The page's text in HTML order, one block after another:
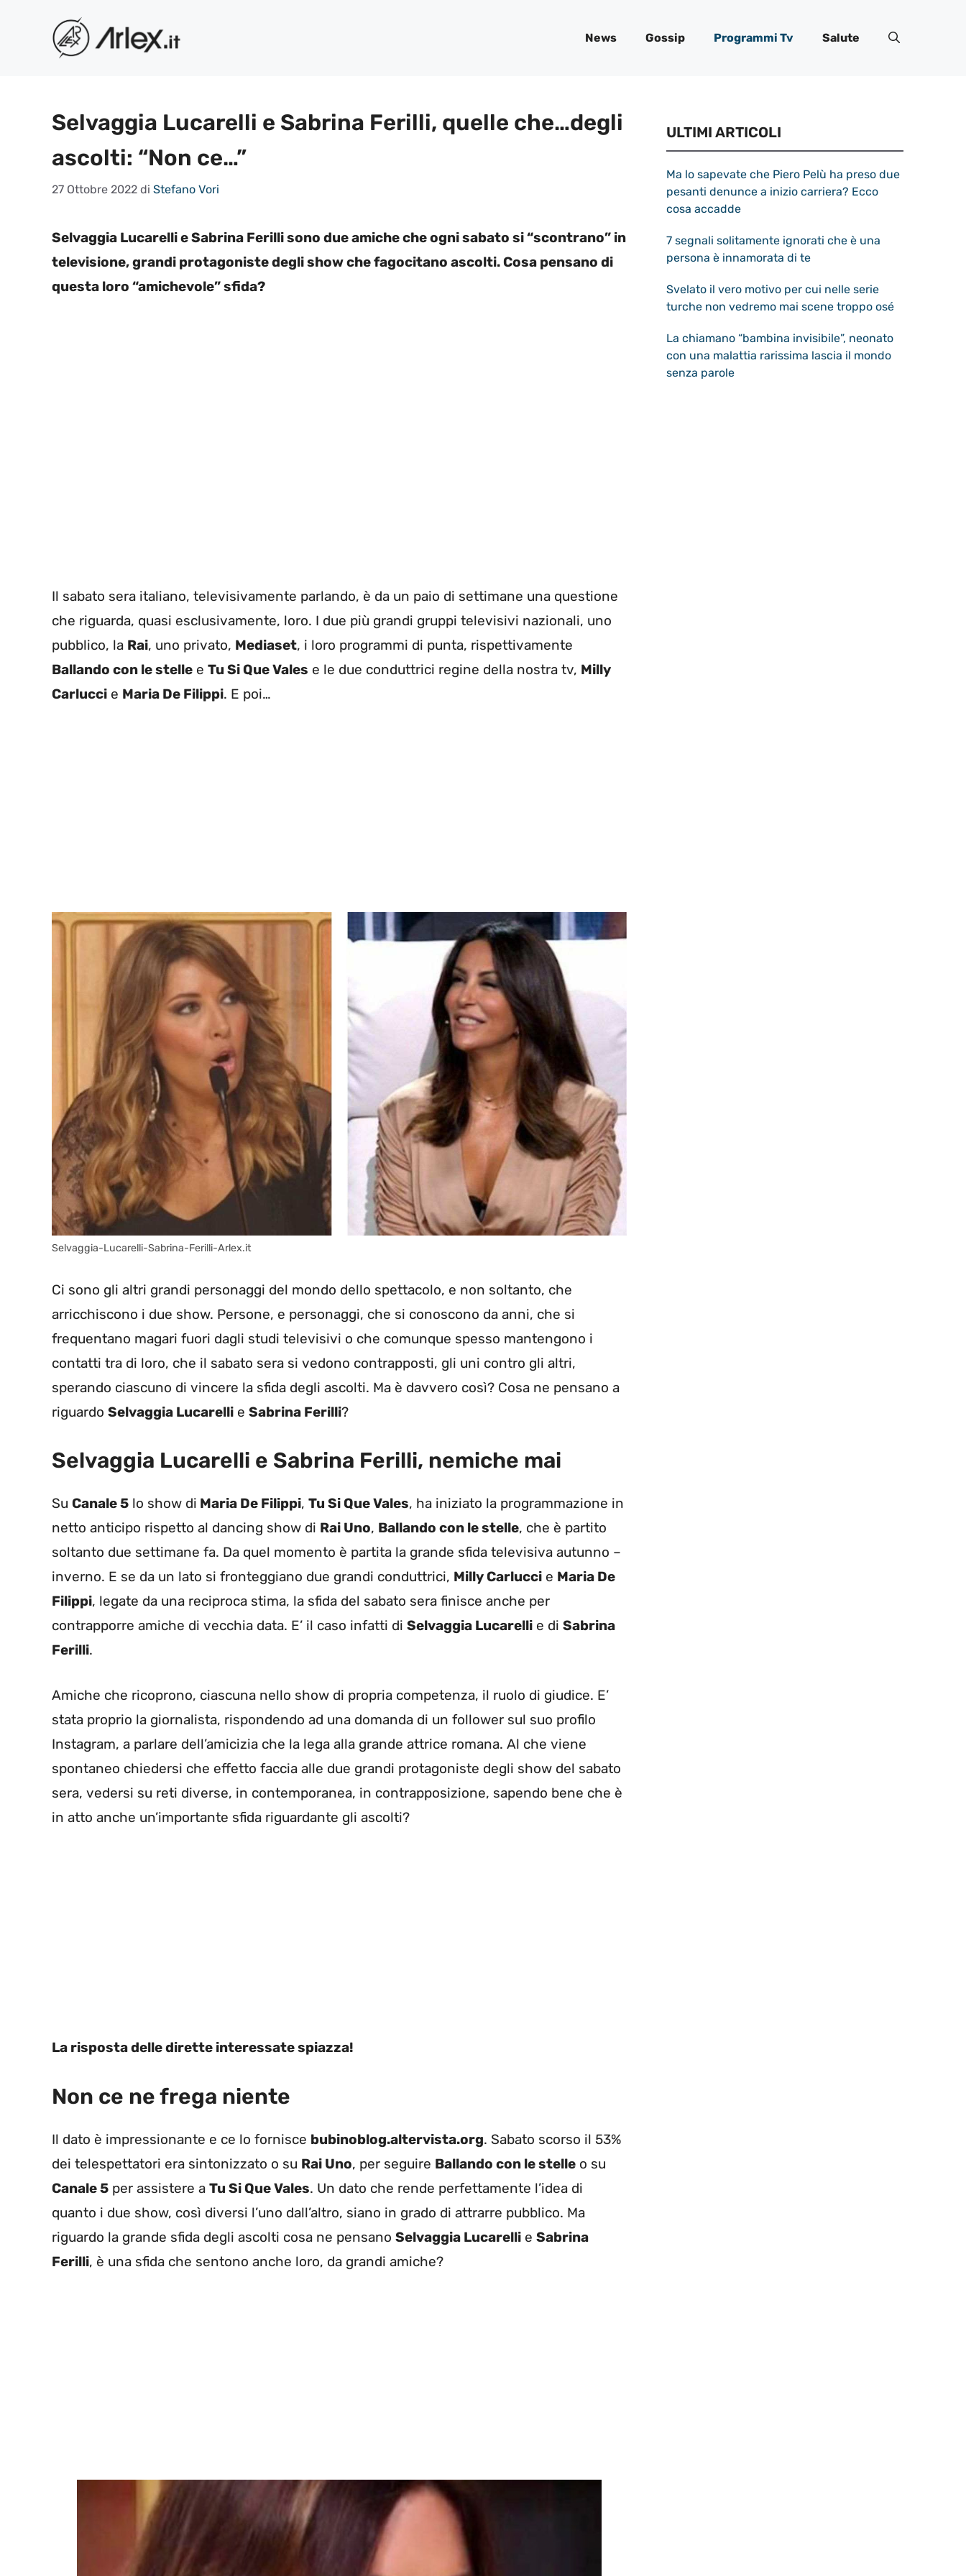
contenuto
News Gossip Programmi Tv Salute
Selvaggia Lucarelli e Sabrina Ferilli, quelle che…degli
ascolti: “Non ce…”
27 Ottobre 2022 di Stefano Vori
Selvaggia Lucarelli e Sabrina Ferilli sono due amiche che ogni sabato si “scontrano” in
televisione, grandi protagoniste degli show che fagocitano ascolti. Cosa pensano di
questa loro “amichevole” sfida?
Il sabato sera italiano, televisivamente parlando, è da un paio di settimane una questione
che riguarda, quasi esclusivamente, loro. I due più grandi gruppi televisivi nazionali, uno
pubblico, la Rai, uno privato, Mediaset, i loro programmi di punta, rispettivamente
Ballando con le stelle e Tu Si Que Vales e le due conduttrici regine della nostra tv, Milly
Carlucci e Maria De Filippi. E poi…
Selvaggia-Lucarelli-Sabrina-Ferilli-Arlex.it
Ci sono gli altri grandi personaggi del mondo dello spettacolo, e non soltanto, che
arricchiscono i due show. Persone, e personaggi, che si conoscono da anni, che si
frequentano magari fuori dagli studi televisivi o che comunque spesso mantengono i
contatti tra di loro, che il sabato sera si vedono contrapposti, gli uni contro gli altri,
sperando ciascuno di vincere la sfida degli ascolti. Ma è davvero così? Cosa ne pensano a
riguardo Selvaggia Lucarelli e Sabrina Ferilli?
Selvaggia Lucarelli e Sabrina Ferilli, nemiche mai
Su Canale 5 lo show di Maria De Filippi, Tu Si Que Vales, ha iniziato la programmazione in
netto anticipo rispetto al dancing show di Rai Uno, Ballando con le stelle, che è partito
soltanto due settimane fa. Da quel momento è partita la grande sfida televisiva autunno –
inverno. E se da un lato si fronteggiano due grandi conduttrici, Milly Carlucci e Maria De
Filippi, legate da una reciproca stima, la sfida del sabato sera finisce anche per
contrapporre amiche di vecchia data. E’ il caso infatti di Selvaggia Lucarelli e di Sabrina
Ferilli.
Amiche che ricoprono, ciascuna nello show di propria competenza, il ruolo di giudice. E’
stata proprio la giornalista, rispondendo ad una domanda di un follower sul suo profilo
Instagram, a parlare dell’amicizia che la lega alla grande attrice romana. Al che viene
spontaneo chiedersi che effetto faccia alle due grandi protagoniste degli show del sabato
sera, vedersi su reti diverse, in contemporanea, in contrapposizione, sapendo bene che è
in atto anche un’importante sfida riguardante gli ascolti?
La risposta delle dirette interessate spiazza!
Non ce ne frega niente
Il dato è impressionante e ce lo fornisce bubinoblog.altervista.org. Sabato scorso il 53%
dei telespettatori era sintonizzato o su Rai Uno, per seguire Ballando con le stelle o su
Canale 5 per assistere a Tu Si Que Vales. Un dato che rende perfettamente l’idea di
quanto i due show, così diversi l’uno dall’altro, siano in grado di attrarre pubblico. Ma
riguardo la grande sfida degli ascolti cosa ne pensano Selvaggia Lucarelli e Sabrina
Ferilli, è una sfida che sentono anche loro, da grandi amiche?
ULTIMI ARTICOLI
Ma lo sapevate che Piero Pelù ha preso due
pesanti denunce a inizio carriera? Ecco
cosa accadde
7 segnali solitamente ignorati che è una
persona è innamorata di te
Svelato il vero motivo per cui nelle serie
turche non vedremo mai scene troppo osé
La chiamano “bambina invisibile”, neonato
con una malattia rarissima lascia il mondo
senza parole